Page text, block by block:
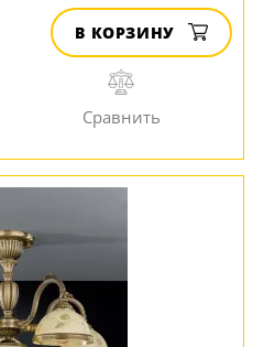
В КОРЗИНУ